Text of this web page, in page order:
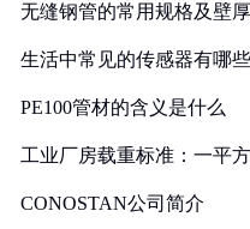
无缝钢管的常用规格及壁厚
生活中常见的传感器有哪
PE100管材的含义是什么
工业厂房载重标准：一平
CONOSTAN公司简介